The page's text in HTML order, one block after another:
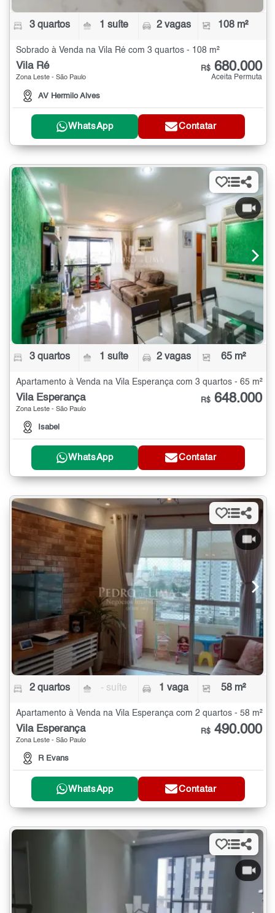
3 quartos 1 suíte 2 vagas 108 m²
Sobrado à Venda na Vila Ré com 3 quartos - 108 m²
Vila Ré
Zona Leste - São Paulo
AV Hermilo Alves
R$ 680.000
Aceita Permuta
WhatsApp Contatar
3 quartos 1 suíte 2 vagas 65 m²
Apartamento à Venda na Vila Esperança com 3 quartos - 65 m²
Vila Esperança
Zona Leste - São Paulo
Isabel
R$ 648.000
WhatsApp Contatar
2 quartos - suíte 1 vaga 58 m²
Apartamento à Venda na Vila Esperança com 2 quartos - 58 m²
Vila Esperança
Zona Leste - São Paulo
R Evans
R$ 490.000
WhatsApp Contatar